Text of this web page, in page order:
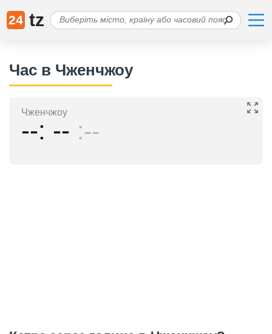
24 tz
Час в Чженчжоу
Чженчжоу
-- -- --